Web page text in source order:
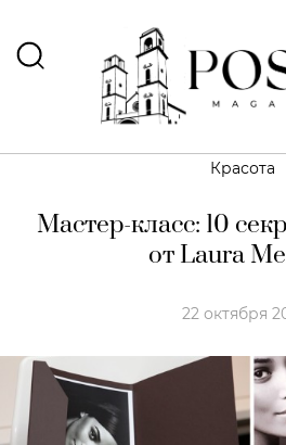
Красота
Мастер-класс: 10
от Laura
22 октября